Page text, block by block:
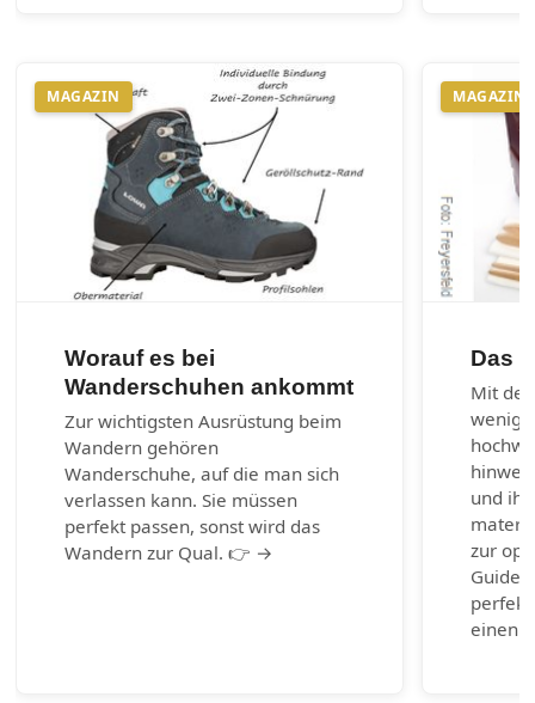
MAGAZIN
Worauf es bei
Wanderschuhen ankommt
Zur wichtigsten Ausrüstung beim
Wandern gehören
Wanderschuhe, auf die man sich
verlassen kann. Sie müssen
perfekt passen, sonst wird das
Wandern zur Qual. 👉 →
MAGAZIN
Das
Mit
wenig
und
zur
Guide
einen